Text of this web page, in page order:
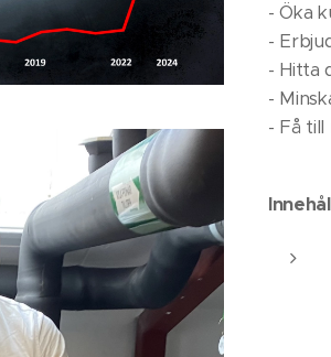
- Öka
-
- Hitta
-
- Få